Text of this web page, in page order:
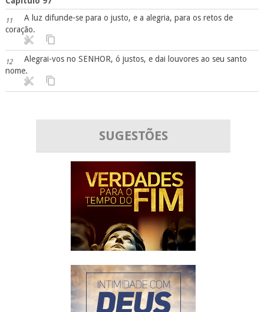
11
A luz difunde-se para o justo, e a alegria, para os retos de
coração.
12
Alegrai-vos no SENHOR, ó justos, e dai louvores ao seu santo
nome.
SUGESTÕES